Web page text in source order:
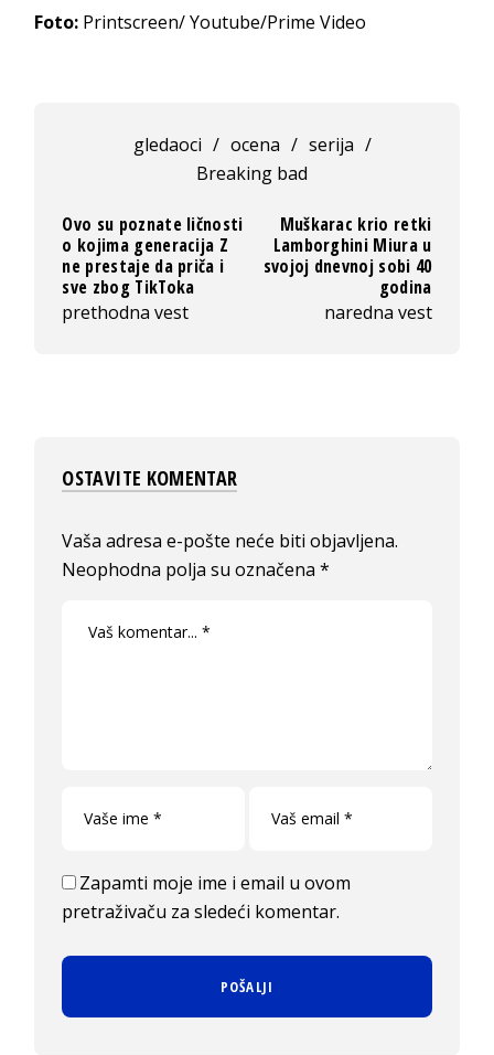
Foto: Printscreen/ Youtube/Prime Video
gledaoci / ocena / serija /
Breaking bad
Ovo su poznate ličnosti
o kojima generacija Z
ne prestaje da priča i
sve zbog TikToka
prethodna vest
Muškarac krio retki
Lamborghini Miura u
svojoj dnevnoj sobi 40
godina
naredna vest
OSTAVITE KOMENTAR
Vaša adresa e-pošte neće biti objavljena.
Neophodna polja su označena*
Zapamti moje ime i email u ovom
pretraživaču za sledeći komentar.